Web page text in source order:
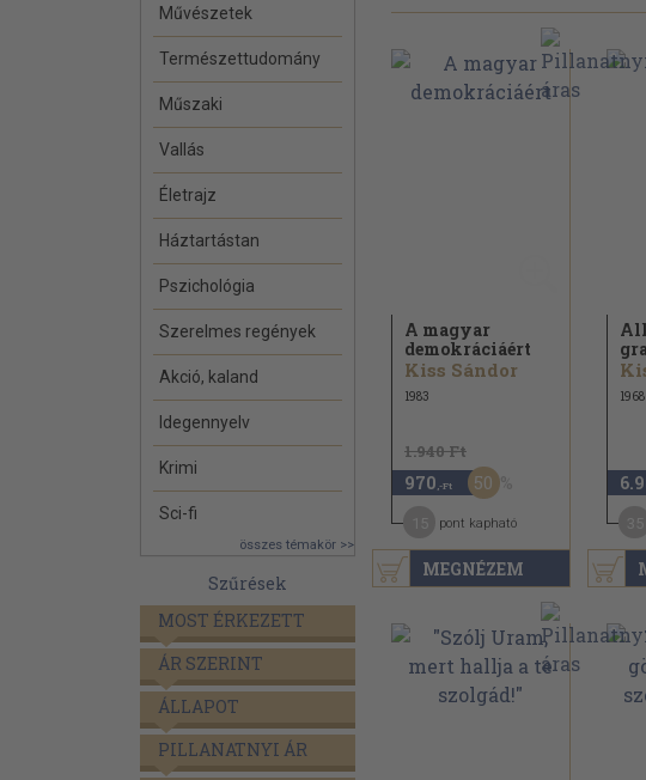
Művészetek
Természettudomány
Műszaki
Vallás
Életrajz
Háztartástan
Pszichológia
Szerelmes regények
Akció, kaland
Idegennyelv
Krimi
Sci-fi
összes témakör >>
Szűrések
MOST ÉRKEZETT
ÁR SZERINT
ÁLLAPOT
PILLANATNYI ÁR
MEGNÉZEM
A magyar
demokráciáért
Kiss Sándor
1983
1.940 Ft
970 ,-Ft 50
pont kapható
1968